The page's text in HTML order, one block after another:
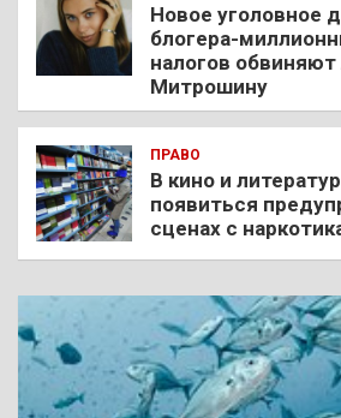
Новое уголовное
блогера-
налогов
Митрошину
ПРАВО
В кино и
появиться
сценах с